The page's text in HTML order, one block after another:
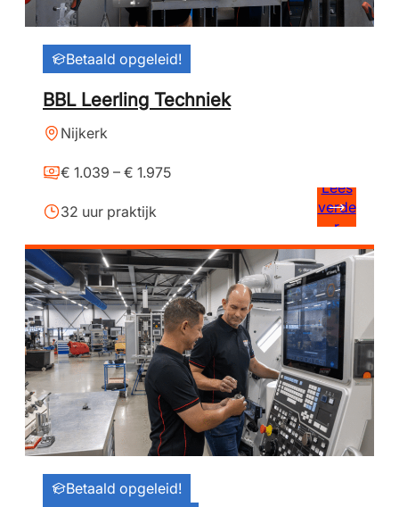
Betaald opgeleid!
BBL Leerling Techniek
Nijkerk
€ 1.039 – € 1.975
32 uur praktijk
Lees
verde
r
Betaald opgeleid!